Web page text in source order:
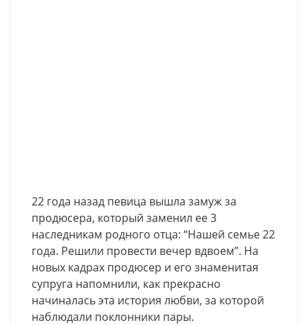
22 года назад певица вышла замуж за
продюсера, который заменил ее 3
наследникам родного отца: “Нашей семье 22
года. Решили провести вечер вдвоем”. На
новых кадрах продюсер и его знаменитая
супруга напомнили, как прекрасно
начиналась эта история любви, за которой
наблюдали поклонники пары.